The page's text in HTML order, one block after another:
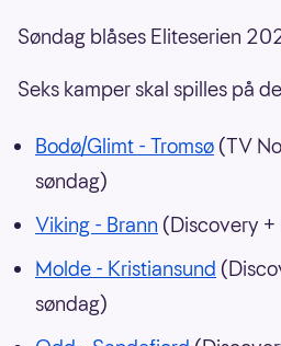
Søndag blåses Eliteserien
Seks kamper skal spilles på
Bodø/Glimt - Tromsø (TV
søndag)
Viking - Brann (Discovery
Molde - Kristiansund
søndag)